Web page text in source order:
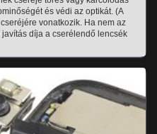
és védi az optikát. (A
vonatkozik. Ha nem az
díja a cserélendő lencsék